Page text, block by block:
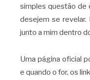
simples questão de
desejem se revelar.
junto a mim dentro
Uma página oficial
e quando o for, os